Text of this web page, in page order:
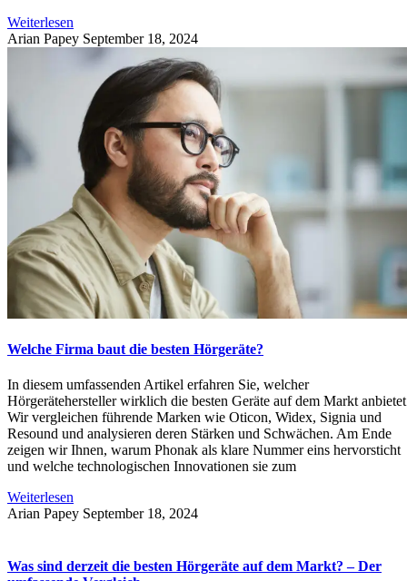
Weiterlesen
Arian Papey September 18, 2024
Welche Firma baut die besten Hörgeräte?
In diesem umfassenden Artikel erfahren Sie, welcher
Hörgerätehersteller wirklich die besten Geräte auf dem Markt
Wir vergleichen führende Marken wie Oticon, Widex, Signia und
Resound und analysieren deren Stärken und Schwächen. Am Ende
zeigen wir Ihnen, warum Phonak als klare Nummer eins hervorsticht
und welche technologischen Innovationen sie zum
Weiterlesen
Arian Papey September 18, 2024
Was sind derzeit die besten Hörgeräte auf dem Markt? – Der